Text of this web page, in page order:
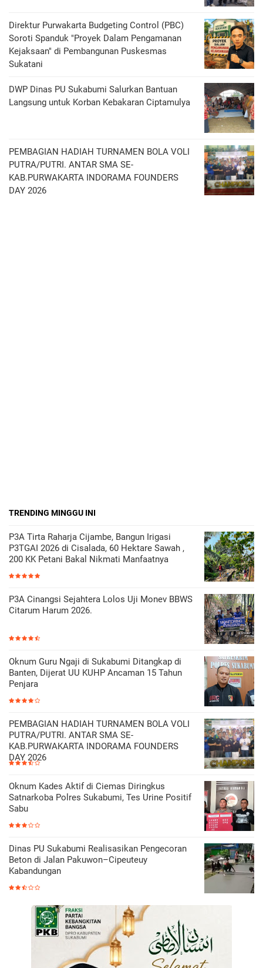
Direktur Purwakarta Budgeting Control (PBC)
Soroti Spanduk "Proyek Dalam Pengamanan
Kejaksaan" di Pembangunan Puskesmas
Sukatani
DWP Dinas PU Sukabumi Salurkan Bantuan
Langsung untuk Korban Kebakaran Ciptamulya
PEMBAGIAN HADIAH TURNAMEN BOLA VOLI
PUTRA/PUTRI. ANTAR SMA SE-
KAB.PURWAKARTA INDORAMA FOUNDERS
DAY 2026
TRENDING MINGGU INI
P3A Tirta Raharja Cijambe, Bangun Irigasi
P3TGAI 2026 di Cisalada, 60 Hektare Sawah ,
200 KK Petani Bakal Nikmati Manfaatnya
P3A Cinangsi Sejahtera Lolos Uji Monev BBWS
Citarum Harum 2026.
Oknum Guru Ngaji di Sukabumi Ditangkap di
Banten, Dijerat UU KUHP Ancaman 15 Tahun
Penjara
PEMBAGIAN HADIAH TURNAMEN BOLA VOLI
PUTRA/PUTRI. ANTAR SMA SE-
KAB.PURWAKARTA INDORAMA FOUNDERS
DAY 2026
Oknum Kades Aktif di Ciemas Diringkus
Satnarkoba Polres Sukabumi, Tes Urine Positif
Sabu
Dinas PU Sukabumi Realisasikan Pengecoran
Beton di Jalan Pakuwon–Cipeuteuy
Kabandungan